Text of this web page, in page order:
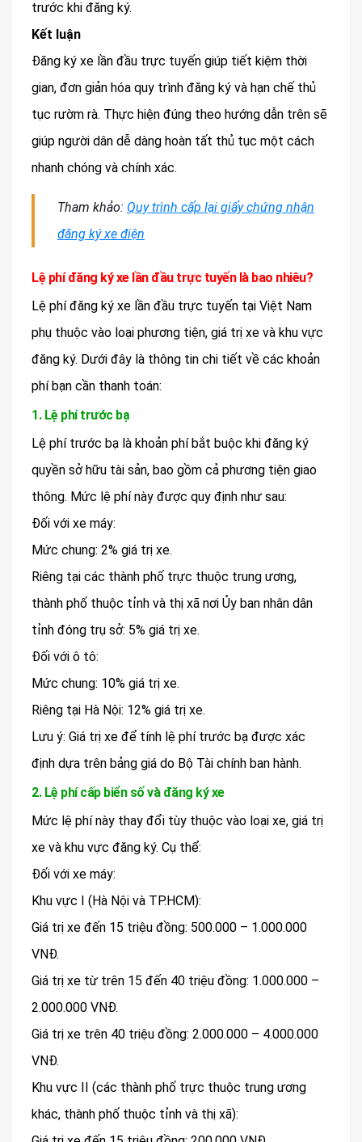
trước khi đăng ký.
Kết luận
Đăng ký xe lần đầu trực tuyến giúp tiết kiệm thời
gian, đơn giản hóa quy trình đăng ký và hạn chế thủ
tục rườm rà. Thực hiện đúng theo hướng dẫn trên sẽ
giúp người dân dễ dàng hoàn tất thủ tục một cách
nhanh chóng và chính xác.
Tham khảo: Quy trình cấp lại giấy chứng nhận
đăng ký xe điện
Lệ phí đăng ký xe lần đầu trực tuyến là bao nhiêu?
Lệ phí đăng ký xe lần đầu trực tuyến tại Việt Nam
phụ thuộc vào loại phương tiện, giá trị xe và khu vực
đăng ký. Dưới đây là thông tin chi tiết về các khoản
phí bạn cần thanh toán:
1. Lệ phí trước bạ
Lệ phí trước bạ là khoản phí bắt buộc khi đăng ký
quyền sở hữu tài sản, bao gồm cả phương tiện giao
thông. Mức lệ phí này được quy định như sau:
Đối với xe máy:
Mức chung: 2% giá trị xe.
Riêng tại các thành phố trực thuộc trung ương,
thành phố thuộc tỉnh và thị xã nơi Ủy ban nhân dân
tỉnh đóng trụ sở: 5% giá trị xe.
Đối với ô tô:
Mức chung: 10% giá trị xe.
Riêng tại Hà Nội: 12% giá trị xe.
Lưu ý: Giá trị xe để tính lệ phí trước bạ được xác
định dựa trên bảng giá do Bộ Tài chính ban hành.
2. Lệ phí cấp biển số và đăng ký xe
Mức lệ phí này thay đổi tùy thuộc vào loại xe, giá trị
xe và khu vực đăng ký. Cụ thể:
Đối với xe máy:
Khu vực I (Hà Nội và TP.HCM):
Giá trị xe đến 15 triệu đồng: 500.000 – 1.000.000
VNĐ.
Giá trị xe từ trên 15 đến 40 triệu đồng: 1.000.000 –
2.000.000 VNĐ.
Giá trị xe trên 40 triệu đồng: 2.000.000 – 4.000.000
VNĐ.
Khu vực II (các thành phố trực thuộc trung ương
khác, thành phố thuộc tỉnh và thị xã):